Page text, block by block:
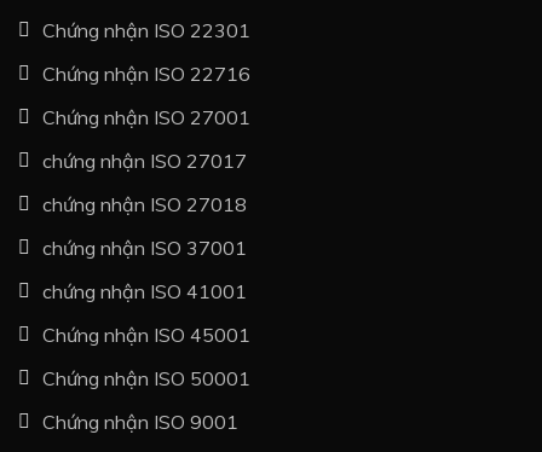
Chứng nhận ISO 22301
Chứng nhận ISO 22716
Chứng nhận ISO 27001
chứng nhận ISO 27017
chứng nhận ISO 27018
chứng nhận ISO 37001
chứng nhận ISO 41001
Chứng nhận ISO 45001
Chứng nhận ISO 50001
Chứng nhận ISO 9001